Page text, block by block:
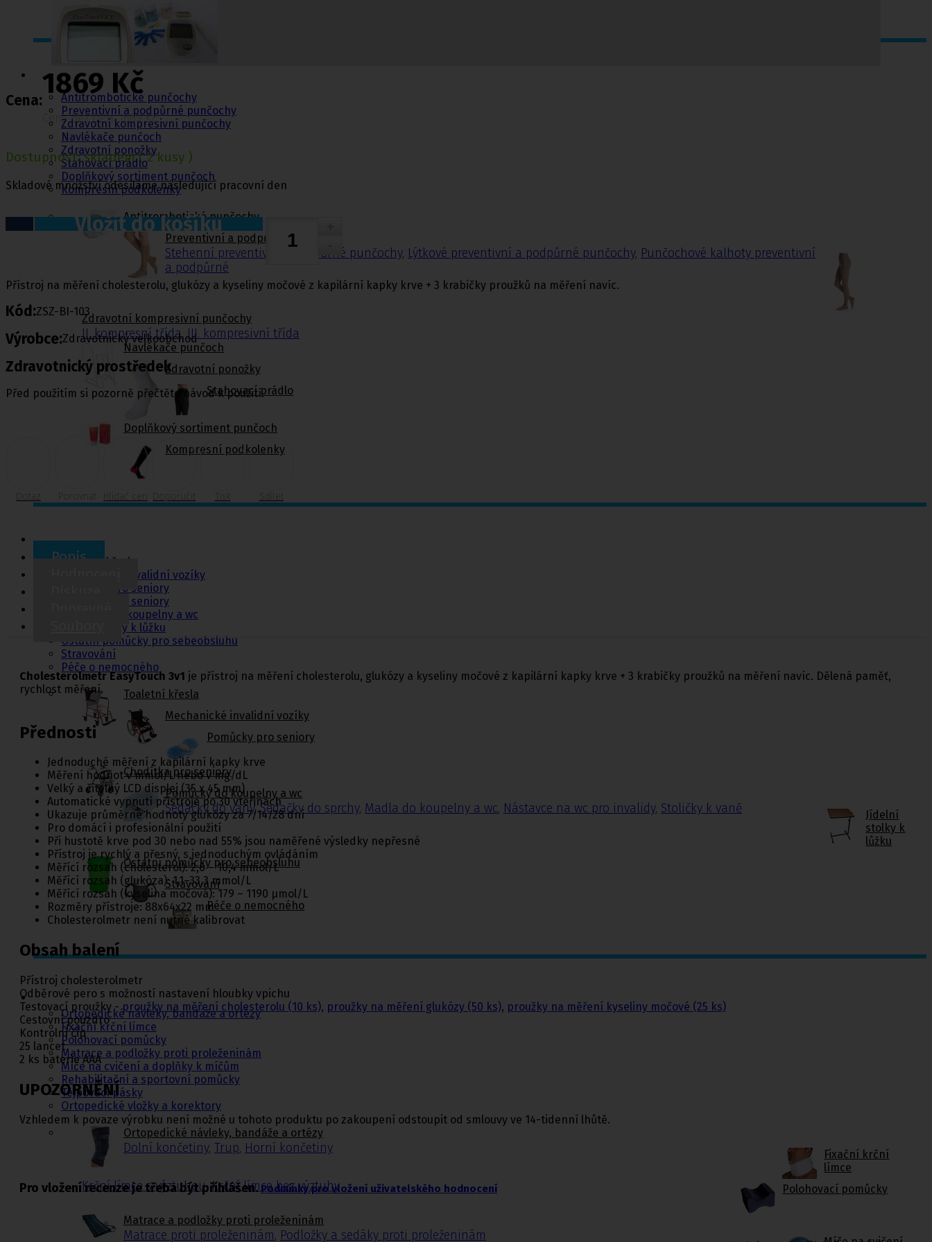
ponožky
Antitrombotické punčochy
Preventivní a podpůrné punčochy
Zdravotní kompresivní punčochy
Navlékače punčoch
Zdravotní ponožky
Stahovací prádlo
Doplňkový sortiment punčoch
Kompresní podkolenky
Antitrombotické punčochy
Preventivní a podpůrné punčochy
Stehenní preventivní a podpůrné punčochy, Lýtkové preventivní a podpůrné punčochy, Punčochové kalhoty preventivní
a podpůrné
Zdravotní kompresivní punčochy
II. kompresní třída,III. kompresivní třída
Navlékače punčoch
Zdravotní ponožky
Stahovací prádlo
Doplňkový sortiment punčoch
Kompresní podkolenky
Toaletní křesla
Mechanické invalidní vozíky
Pomůcky pro seniory
Chodítka pro seniory
Pomůcky do koupelny a wc
Jídelní stolky k lůžku
Ostatní pomůcky pro sebeobsluhu
Stravování
Péče o nemocného
Toaletní křesla
Mechanické invalidní vozíky
Pomůcky pro seniory
Chodítka pro seniory
Pomůcky do koupelny a wc
Sedačky do vany,Sedačky do sprchy, Madla do koupelny a wc, Nástavce na wc pro invalidy, Stoličky k vaně
Jídelní
stolky k
lůžku
Ostatní pomůcky pro sebeobsluhu
Stravování
Péče o nemocného
rehabilitace a
sport
Ortopedické návleky, bandáže a ortézy
Fixační krční límce
Polohovací pomůcky
Matrace a podložky proti proleženinám
Míče na cvičení a doplňky k míčům
Rehabilitační a sportovní pomůcky
Tejpovací pásky
Ortopedické vložky a korektory
Ortopedické návleky, bandáže a ortézy
Dolní končetiny, Trup, Horní končetiny
Fixační krční
límce
Krční límce s výztuhou,Krční límce bez výztuhy Polohovací pomůcky
Matrace a podložky proti proleženinám
Matrace proti proleženinám, Podložky a sedáky proti proleženinám
Cena:
1869 Kč
Cena bez DPH: 1669 Kč
Dostupnost:skladem( 2 kusy )
Skladové množství odesíláme následující pracovní den
Vložit do košíku
Přístroj na měření cholesterolu, glukózy a kyseliny močové z kapilární kapky krve + 3 krabičky proužků na měření navíc.
Kód:ZSZ-BI-103
Výrobce:Zdravotnický velkoobchod
Zdravotnický prostředek
Před použitím si pozorně přečtěte návod k použití.
Dotaz Porovnat Doporučit Tisk Sdílet
Popis
Cholesterolmetr EasyTouch 3v1 je přístroj na měření cholesterolu, glukózy a kyseliny močové z kapilární kapky krve + 3 krabičky proužků na měření navíc. Dělená paměť,
rychlost měření.
Přednosti
Jednoduché měření z kapilární kapky krve
Měření hodnot v mmol/L nebo v mg/dL
Velký a čitelný LCD displej (35 x 45 mm)
Automatické vypnutí přístroje po 30 vteřinách
Ukazuje průměrné hodnoty glukózy za 7/14/28 dní
Pro domácí i profesionální použití
Při hustotě krve pod 30 nebo nad 55% jsou naměřené výsledky nepřesné
Přístroj je rychlý a přesný, s jednoduchým ovládáním
Měřící rozsah (cholesterol): 2,6 – 10,4 mmol/L
Měřící rozsah (glukóza): 1,1–33,3 mmol/L
Měřící rozsah (kyselina močová): 179 – 1190 µmol/L
Rozměry přístroje: 88x64x22 mm
Cholesterolmetr není nutné kalibrovat
Obsah balení
Přístroj cholesterolmetr
Odběrové pero s možností nastavení hloubky vpichu
Testovací proužky -proužky na měření cholesterolu (10 ks), proužky na měření glukózy (50 ks), proužky na měření kyseliny močové (25 ks)
Cestovní pouzdro
Kontrolní čip
25 lancet
2 ks baterie AAA
UPOZORNĚNÍ
Vzhledem k povaze výrobku není možné u tohoto produktu po zakoupení odstoupit od smlouvy ve 14-tidenní lhůtě.
Pro vložení recenze je třeba být přihlášen.Podmínky pro vložení uživatelského hodnocení